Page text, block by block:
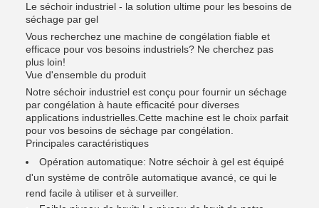
Le séchoir industriel - la solution ultime pour les besoins de
séchage par gel
Vous recherchez une machine de congélation fiable et
efficace pour vos besoins industriels? Ne cherchez pas
plus loin!
Vue d'ensemble du produit
Notre séchoir industriel est conçu pour fournir un séchage
par congélation à haute efficacité pour diverses
applications industrielles.Cette machine est le choix parfait
pour vos besoins de séchage par congélation.
Principales caractéristiques
Opération automatique: Notre séchoir à gel est équipé
d'un système de contrôle automatique avancé, ce qui le
rend facile à utiliser et à surveiller.